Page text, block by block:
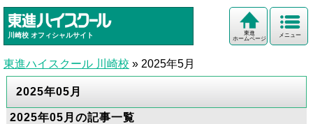
川崎校 オフィシャルサイト メニュー
東進
ホームページ
東進ハイスクール 川崎校 » 2025年5月
2025年05月
2025年05月の記事一覧